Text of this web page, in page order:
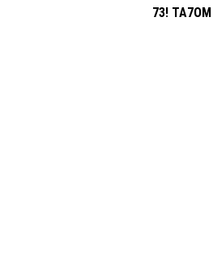
73! TA7OM